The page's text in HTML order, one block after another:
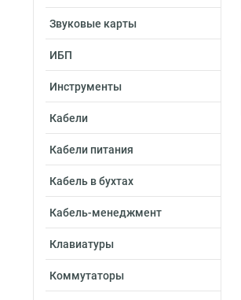
Звуковые карты
ИБП
Инструменты
Кабели
Кабели питания
Кабель в бухтах
Кабель-менеджмент
Клавиатуры
Коммутаторы